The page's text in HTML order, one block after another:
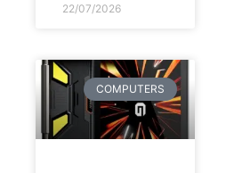
22/07/2026
COMPUTERS